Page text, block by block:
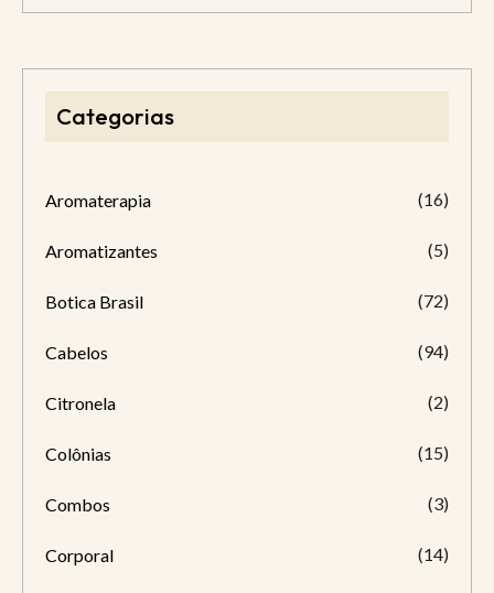
Categorias
Aromaterapia (16)
Aromatizantes (5)
Botica Brasil (72)
Cabelos (94)
Citronela (2)
Colônias (15)
Combos (3)
Corporal (14)